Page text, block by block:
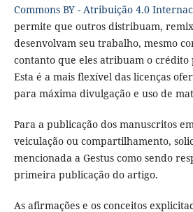
Commons BY - Atribuição 4.0
permite que outros distribuam,
desenvolvam seu trabalho, mesmo
contanto que eles atribuam o crédito
Esta é a mais flexível das licenças
para máxima divulgação e uso de
Para a publicação dos manuscritos
veiculação ou compartilhamento,
mencionada a Gestus como sendo
primeira publicação do artigo.
As afirmações e os conceitos